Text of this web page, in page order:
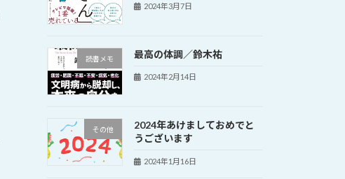
2024年3月7日
読書メモ 最高の体調／鈴木祐
2024年2月14日
その他
2024年あけましておめでと
うございます
2024年1月16日